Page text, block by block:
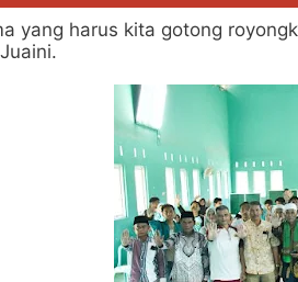
yang harus kita gotong